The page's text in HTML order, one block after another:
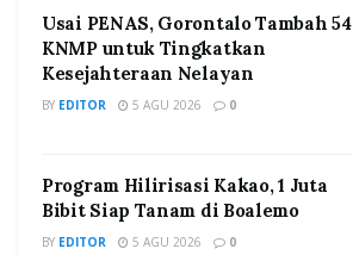
Usai PENAS, Gorontalo Tambah 54
KNMP untuk Tingkatkan
Kesejahteraan Nelayan
BY EDITOR 5 AGU 2026 0
Program Hilirisasi Kakao, 1 Juta
Bibit Siap Tanam di Boalemo
BY EDITOR 5 AGU 2026 0